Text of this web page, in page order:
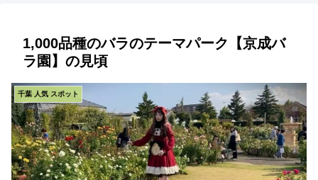
1,000品種のバラのテーマパーク【京成バ
ラ園】の見頃
千葉 人気 スポット